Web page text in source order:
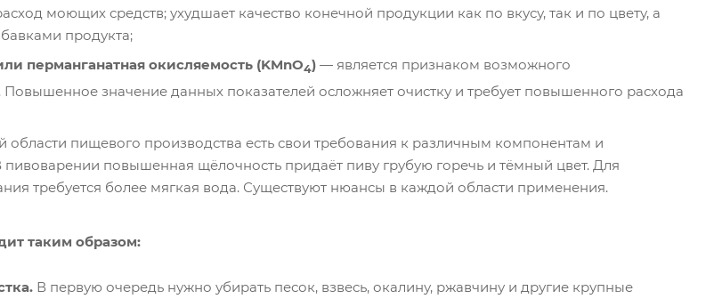
моющих средств; ухудшает качество конечной продукции как по вкусу, так и по цвету, а
продукта;
перманганатная окисляемость (KMnO4) — является признаком возможного
Повышенное значение данных показателей осложняет очистку и требует повышенного расхода
области пищевого производства есть свои требования к различным компонентам и
повышенная щёлочность придаёт пиву грубую горечь и тёмный цвет. Для
требуется более мягкая вода. Существуют нюансы в каждой области применения.
таким образом:
В первую очередь нужно убирать песок, взвесь, окалину, ржавчину и другие крупные